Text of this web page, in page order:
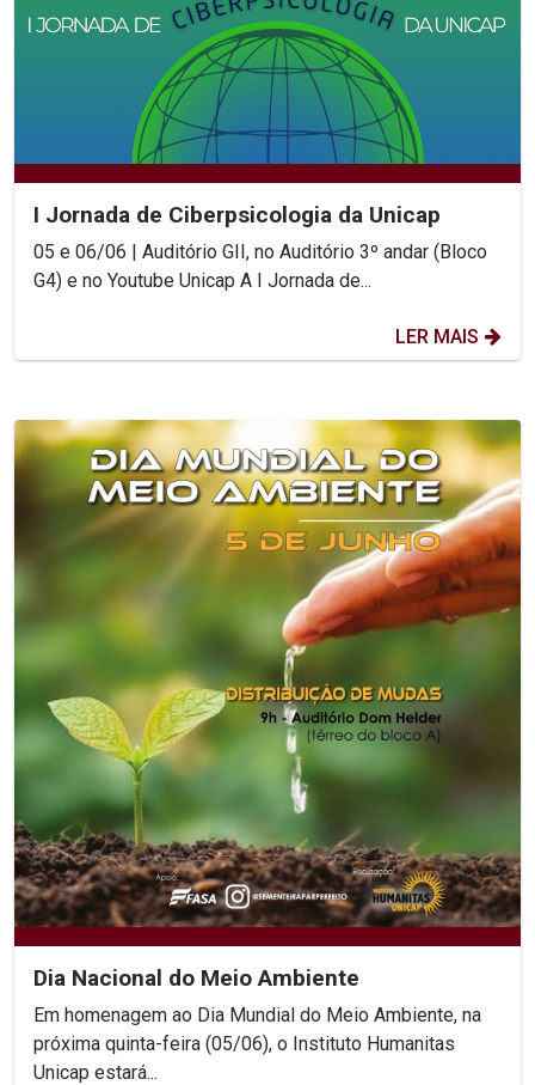
I Jornada de Ciberpsicologia da Unicap
05 e 06/06 | Auditório GII, no Auditório 3º andar (Bloco
G4) e no Youtube Unicap A I Jornada de...
LER MAIS
Dia Nacional do Meio Ambiente
Em homenagem ao Dia Mundial do Meio Ambiente, na
próxima quinta-feira (05/06), o Instituto Humanitas
Unicap estará...